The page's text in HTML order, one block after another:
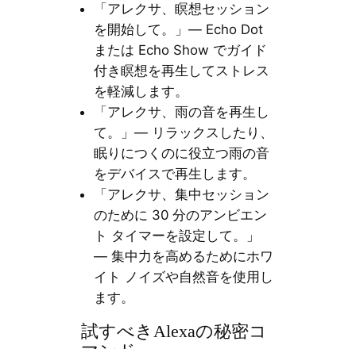
「アレクサ、瞑想セッション
を開始して。」— Echo Dot
または Echo Show でガイド
付き瞑想を再生してストレス
を軽減します。
「アレクサ、雨の音を再生し
て。」— リラックスしたり、
眠りにつくのに役立つ雨の音
をデバイスで再生します。
「アレクサ、集中セッション
のために 30 分のアンビエン
ト タイマーを設定して。」
— 集中力を高めるためにホワ
イト ノイズや自然音を使用し
ます。
試すべきAlexaの秘密コ